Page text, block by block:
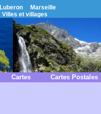
Luberon
Marseille
Villes et villages
Cartes Cartes Postales